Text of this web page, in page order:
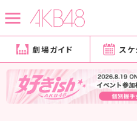
劇場ガイド ス